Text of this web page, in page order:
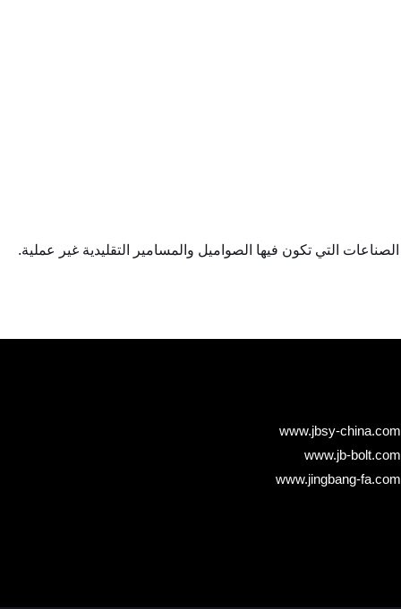
التي تكون فيها الصواميل والمسامير التقليدية غير عملية.
www.jbsy-china.com
www.jb-bolt.com
www.jingbang-fa.com